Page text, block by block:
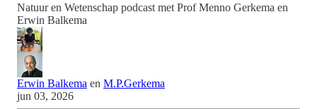
Natuur en Wetenschap podcast met Prof Menno Gerkema en
Erwin Balkema
Erwin Balkema en M.P.Gerkema
jun 03, 2026